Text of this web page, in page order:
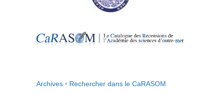
Archives • Rechercher dans le CaRASOM